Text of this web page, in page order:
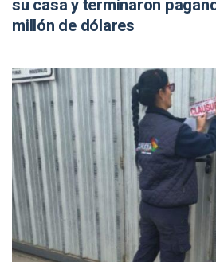
su casa y terminaron
millón de dólares